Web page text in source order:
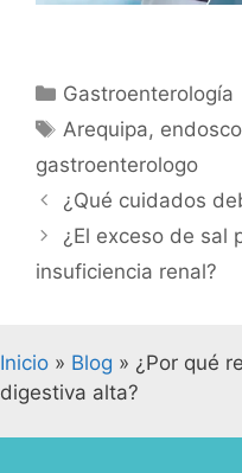
Gastroenterología
Arequipa,
gastroenterologo
¿Qué cuidados
¿El exceso de sal
insuficiencia renal?
Inicio » Blog » ¿Por qué
digestiva alta?